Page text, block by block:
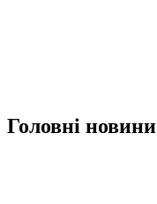
Головні новини